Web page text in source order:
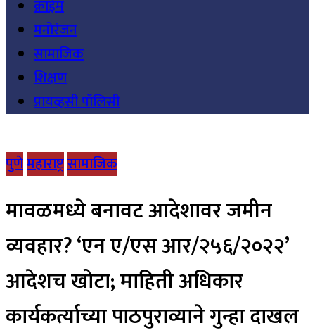
क्राईम
मनोरंजन
सामाजिक
शिक्षण
प्रायव्हसी पॉलिसी
पुणेमहाराष्ट्रसामाजिक
मावळमध्ये बनावट आदेशावर जमीन
व्यवहार? ‘एन ए/एस आर/२५६/२०२२’
आदेशच खोटा; माहिती अधिकार
कार्यकर्त्याच्या पाठपुराव्याने गुन्हा दाखल